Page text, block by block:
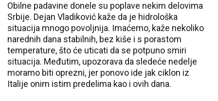
Obilne padavine donele su poplave nekim delovima
Srbije. Dejan Vladiković kaže da je hidrološka
situacija mnogo povoljnija. Imaćemo, kaže nekoliko
narednih dana stabilnih, bez kiše i s porastom
temperature, što će uticati da se potpuno smiri
situacija. Međutim, upozorava da sledeće nedelje
moramo biti oprezni, jer ponovo ide jak ciklon iz
Italije onim istim predelima kao i ovih dana.